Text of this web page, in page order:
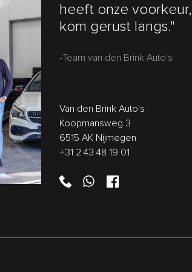
heeft onze voorkeur,
kom gerust langs."
-Team van den Brink Auto's
Van den Brink Auto's
Koopmansweg 3
6515 AK Nijmegen
+31 2 43 48 19 01